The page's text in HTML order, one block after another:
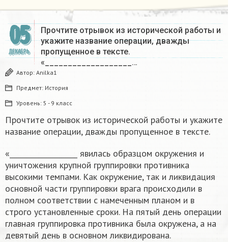
05
ДЕКАБРЬ
Прочтите отрывок из исторической работы и
укажите название операции, дважды
пропущенное в тексте.
«___________________…
Автор: Anilka1
Предмет: История
Уровень: 5 - 9 класс
Прочтите отрывок из исторической работы и укажите
название операции, дважды пропущенное в тексте.
«___________________ явилась образцом окружения и
уничтожения крупной группировки противника
высокими темпами. Как окружение, так и ликвидация
основной части группировки врага происходили в
полном соответствии с намеченным планом и в
строго установленные сроки. На пятый день операции
главная группировка противника была окружена, а на
девятый день в основном ликвидирована.